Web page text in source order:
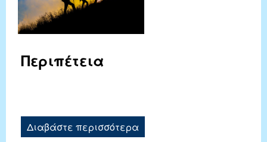
Περιπέτεια
Διαβάστε περισσότερα